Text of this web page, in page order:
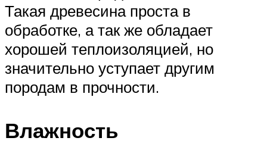
Такая древесина проста в
обработке, а так же обладает
хорошей теплоизоляцией, но
значительно уступает другим
породам в прочности.
Влажность